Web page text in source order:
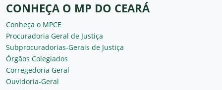
CONHEÇA O MP DO CEARÁ
Conheça o MPCE
Procuradoria Geral de Justiça
Subprocuradorias-Gerais de Justiça
Órgãos Colegiados
Corregedoria Geral
Ouvidoria-Geral